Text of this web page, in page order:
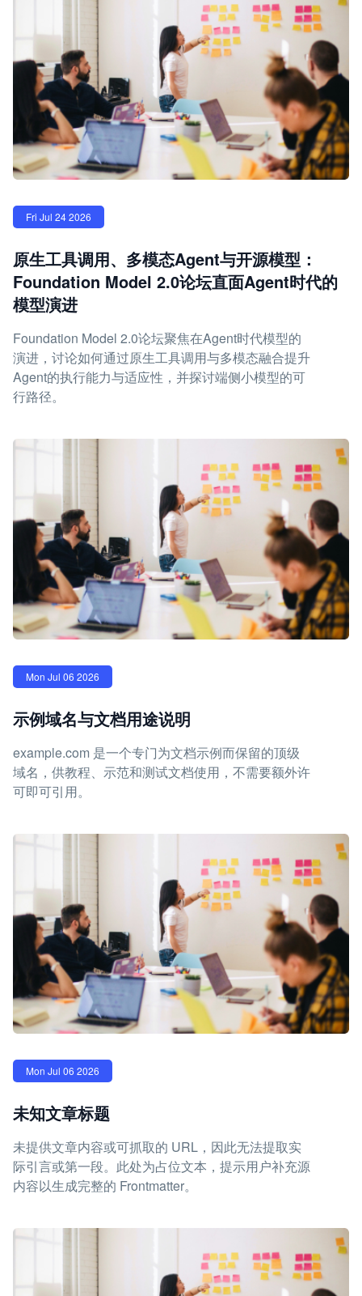
Fri Jul 24 2026
原生工具调用、多模态Agent与开源模型：
Foundation Model 2.0论坛直面Agent时代的
模型演进
Foundation Model 2.0论坛聚焦在Agent时代模型的
演进，讨论如何通过原生工具调用与多模态融合提升
Agent的执行能力与适应性，并探讨端侧小模型的可
行路径。
Mon Jul 06 2026
示例域名与文档用途说明
example.com 是一个专门为文档示例而保留的顶级
域名，供教程、示范和测试文档使用，不需要额外许
可即可引用。
Mon Jul 06 2026
未知文章标题
未提供文章内容或可抓取的 URL，因此无法提取实
际引言或第一段。此处为占位文本，提示用户补充源
内容以生成完整的 Frontmatter。